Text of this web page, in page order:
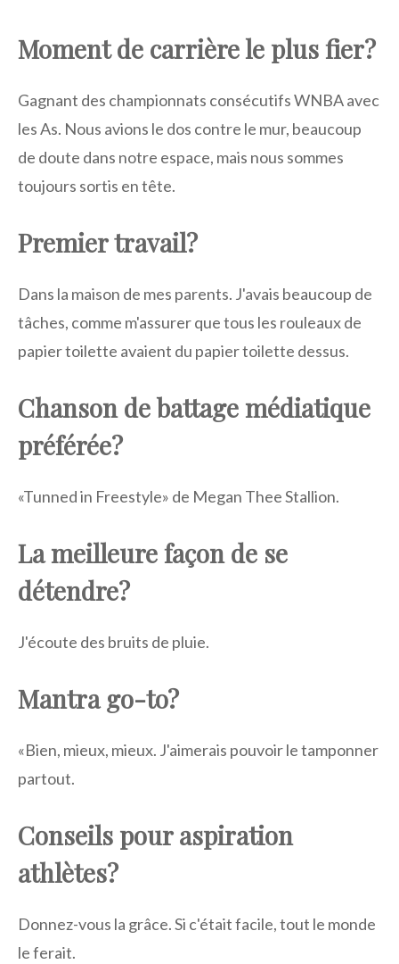
Moment de carrière le plus fier?
Gagnant des championnats consécutifs WNBA avec
les As. Nous avions le dos contre le mur, beaucoup
de doute dans notre espace, mais nous sommes
toujours sortis en tête.
Premier travail?
Dans la maison de mes parents. J'avais beaucoup de
tâches, comme m'assurer que tous les rouleaux de
papier toilette avaient du papier toilette dessus.
Chanson de battage médiatique
préférée?
«Tunned in Freestyle» de Megan Thee Stallion.
La meilleure façon de se
détendre?
J'écoute des bruits de pluie.
Mantra go-to?
«Bien, mieux, mieux. J'aimerais pouvoir le tamponner
partout.
Conseils pour aspiration
athlètes?
Donnez-vous la grâce. Si c'était facile, tout le monde
le ferait.